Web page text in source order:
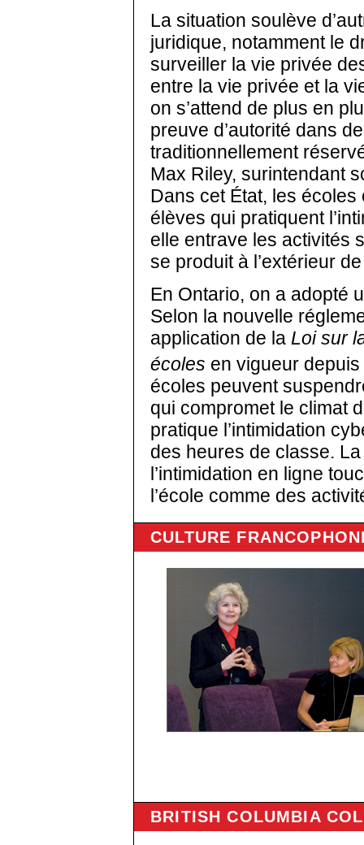
La situation soulève
juridique, notamment le
surveiller la vie privée
entre la vie privée et la
on s’attend de plus en
preuve d’autorité dans
traditionnellement
Max Riley, surintendant
Dans cet État, les
élèves qui pratiquent
elle entrave les activités
se produit à l’extérieur de
En Ontario, on a adopté
Selon la nouvelle
application de la Loi sur
écoles en vigueur depuis
écoles peuvent
qui compromet le climat
pratique l’intimidation
des heures de classe.
l’intimidation en ligne
l’école comme des
CULTURE
BRITISH COLUMBIA